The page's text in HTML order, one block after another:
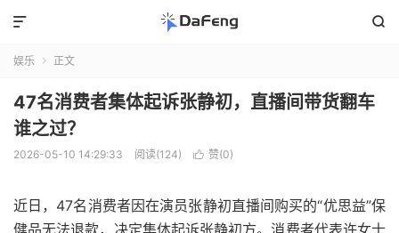


娱乐  正文
47名消费者集体起诉张静初，直播间带货翻车
谁之过？
2026-05-10 14:29:33 阅读(124)  赞(0)
近日，47名消费者因在演员张静初直播间购买的“优思益”保
健品无法退款，决定集体起诉张静初方。消费者代表许女士